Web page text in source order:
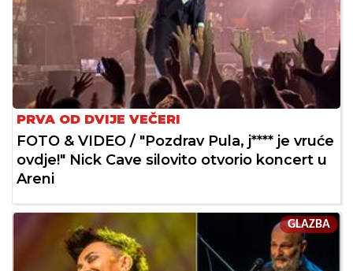
PRVA OD DVIJE VEČERI
FOTO & VIDEO / "Pozdrav Pula, j**** je vruće
ovdje!" Nick Cave silovito otvorio koncert u
Areni
GLAZBA